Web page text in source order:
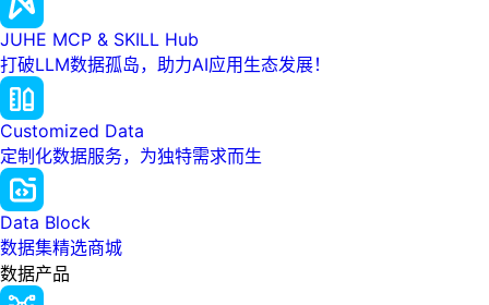
JUHE MCP & SKILL Hub
打破LLM数据孤岛，助力AI应用生态发展！
Customized Data
定制化数据服务，为独特需求而生
Data Block
数据集精选商城
数据产品